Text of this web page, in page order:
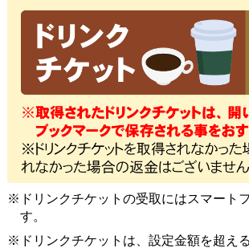
ドリンクチケットの受取にはスマート
す。
ドリンクチケットは、設定金額を超え